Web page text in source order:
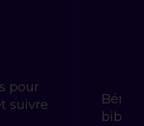
pour
suivre